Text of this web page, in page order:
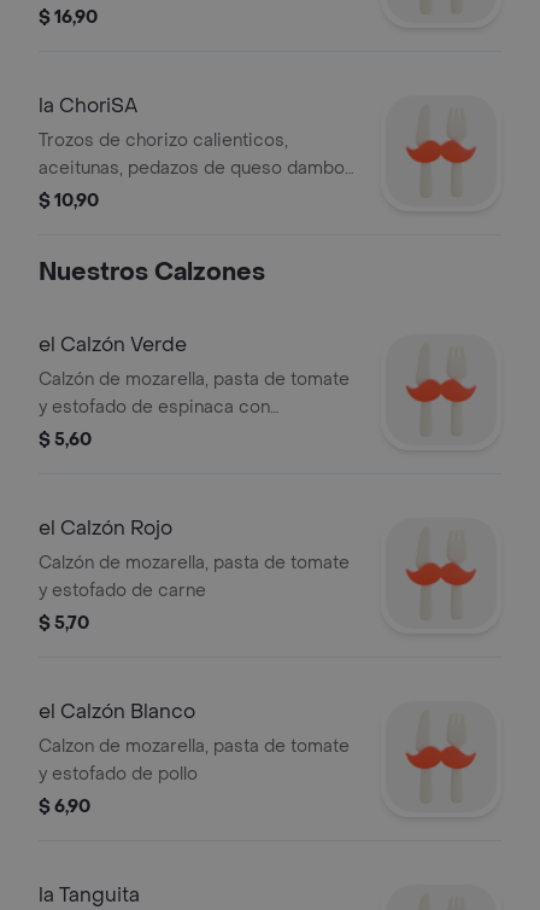
deditos de pollo, aceitunas y queso
$ 16,90
la ChoriSA
Trozos de chorizo calienticos,
aceitunas, pedazos de queso dambo,
y 4 panecillos de sajo.
$ 10,90
Nuestros Calzones
el Calzón Verde
Calzón de mozarella, pasta de tomate
y estofado de espinaca con
champiñones
$ 5,60
el Calzón Rojo
Calzón de mozarella, pasta de tomate
y estofado de carne
$ 5,70
el Calzón Blanco
Calzon de mozarella, pasta de tomate
y estofado de pollo
$ 6,90
la Tanguita